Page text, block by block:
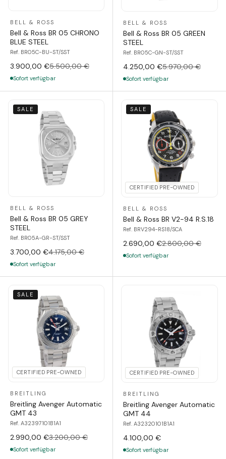
BELL & ROSS
Bell & Ross BR 05 CHRONO
BLUE STEEL
Ref. BR05C-BU-ST/SST
3.900,00 €5.500,00 €
Sofort verfügbar
BELL & ROSS
Bell & Ross BR 05 GREEN
STEEL
Ref. BR05C-GN-ST/SST
4.250,00 €5.970,00 €
Sofort verfügbar
SALE
BELL & ROSS
Bell & Ross BR 05 GREY
STEEL
Ref. BR05A-GR-ST/SST
3.700,00 €4.175,00 €
Sofort verfügbar
SALE
CERTIFIED PRE-OWNED
BELL & ROSS
Bell & Ross BR V2-94 R.S.18
Ref. BRV294-RS18/SCA
2.690,00 €2.800,00 €
Sofort verfügbar
SALE
CERTIFIED PRE-OWNED
BREITLING
Breitling Avenger Automatic
GMT 43
Ref. A32397101B1A1
2.990,00 €3.200,00 €
Sofort verfügbar
CERTIFIED PRE-OWNED
BREITLING
Breitling Avenger Automatic
GMT 44
Ref. A32320101B1A1
4.100,00 €
Sofort verfügbar